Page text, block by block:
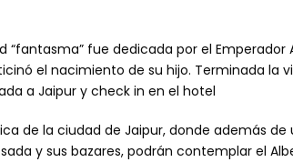
fue dedicada por el Emperador
el nacimiento de su hijo. Terminada la
a Jaipur y check in en el hotel
de la ciudad de Jaipur, donde además de
y sus bazares, podrán contemplar el